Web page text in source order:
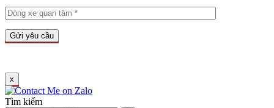
x
Tìm kiếm